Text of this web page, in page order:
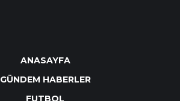
ANASAYFA
GÜNDEM HABERLER
FUTBOL